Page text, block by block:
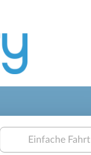
Einfache Fahrt